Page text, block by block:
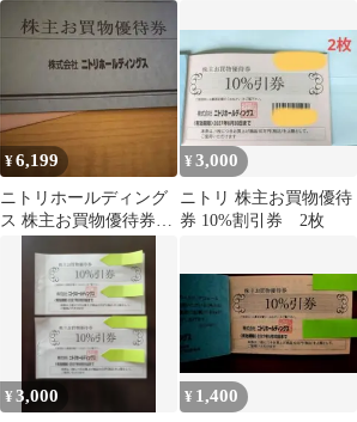
¥6,199
ニトリホールディング
ス 株主お買物優待券
¥3,000
ニトリ 株主お買物優待
券 10%割引券 2枚
¥3,000 ¥ 1,400